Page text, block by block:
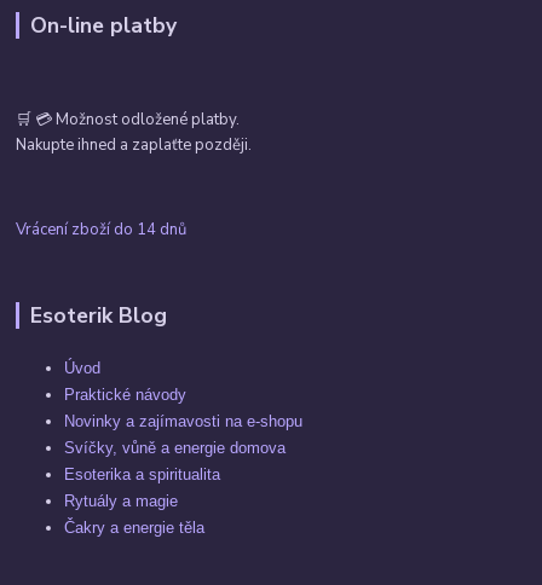
On-line platby
🛒 💳 Možnost odložené platby.
Nakupte ihned a zaplaťte později.
Vrácení zboží do 14 dnů
Esoterik Blog
Úvod
Praktické návody
Novinky a zajímavosti na e-shopu
Svíčky, vůně a energie domova
Esoterika a spiritualita
Rytuály a magie
Čakry a energie těla